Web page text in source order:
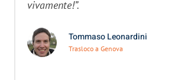
vivamente!”.
Tommaso Leonardini
Trasloco a Genova